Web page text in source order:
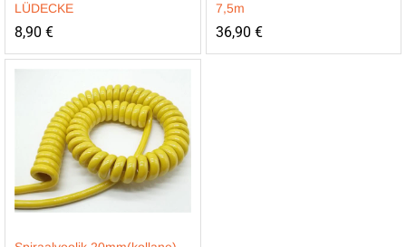
LÜDECKE
8,90 €
7,5m
36,90 €